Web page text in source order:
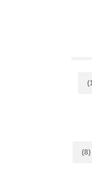
(8)